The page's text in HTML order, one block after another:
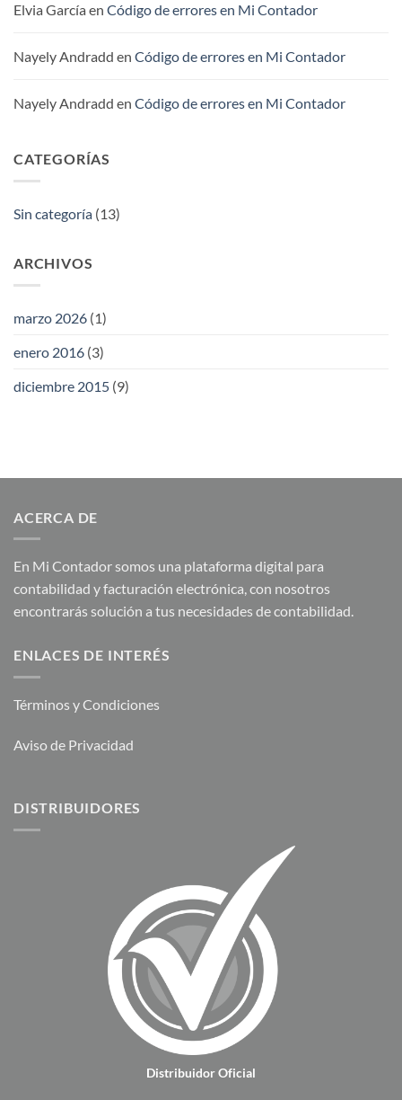
Elvia García en Código de errores en Mi Contador
Nayely Andradd en Código de errores en Mi Contador
Nayely Andradd en Código de errores en Mi Contador
CATEGORÍAS
Sin categoría (13)
ARCHIVOS
marzo 2026 (1)
enero 2016 (3)
diciembre 2015 (9)
ACERCA DE
En Mi Contador somos una plataforma digital para
contabilidad y facturación electrónica, con nosotros
encontrarás solución a tus necesidades de contabilidad.
ENLACES DE INTERÉS
Términos y Condiciones
Aviso de Privacidad
DISTRIBUIDORES
Distribuidor Oficial